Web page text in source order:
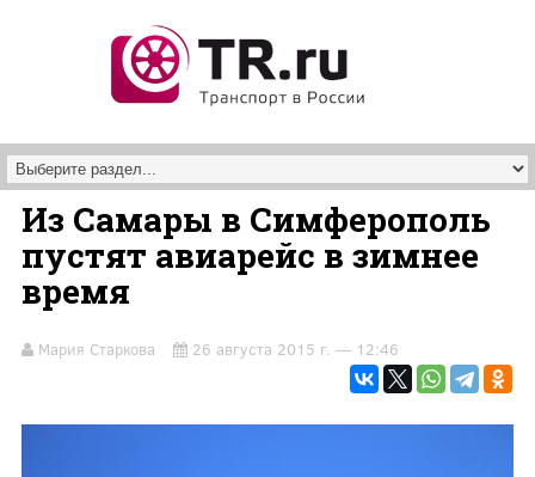
Из Самары в Симферополь
пустят авиарейс в зимнее
время
Мария Старкова 26 августа 2015 г. — 12:46